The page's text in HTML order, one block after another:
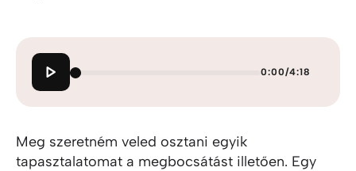
0:00/4:18
Meg szeretném veled osztani egyik
tapasztalatomat a megbocsátást illetően. Egy